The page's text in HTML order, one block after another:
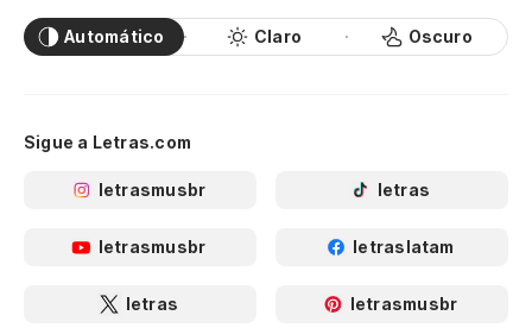
Automático Claro Oscuro
Sigue a Letras.com
letrasmusbr letras
letrasmusbr letraslatam
letras letrasmusbr